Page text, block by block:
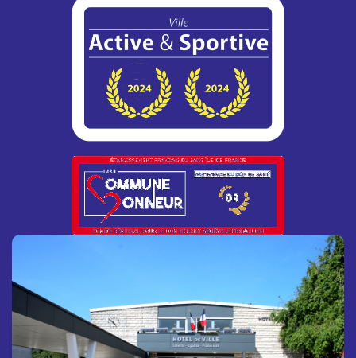
Bretonneux
Dans le cadre de son programme d’entretien, la DiRIF
engage des travaux de réhabilitation de la bretelle 8b de la
Adaptation des horaires du Bureau de
Afin de s’adapter à la baisse de fréquentation durant la